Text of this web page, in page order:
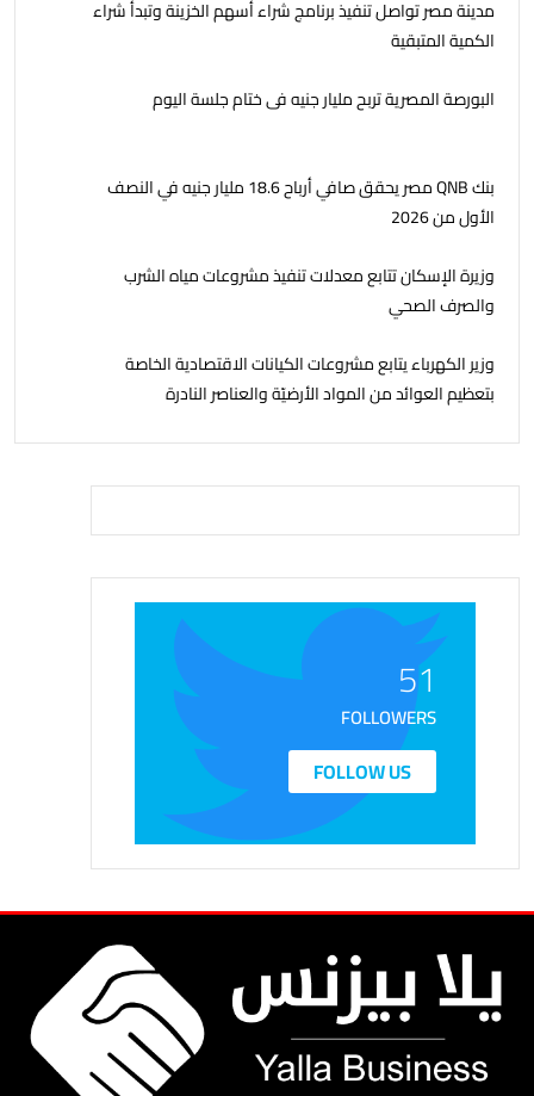
مدينة مصر تواصل تنفيذ برنامج شراء أسهم الخزينة وتبدأ شراء
الكمية المتبقية
البورصة المصرية تربح مليار جنيه فى ختام جلسة اليوم
بنك QNB مصر يحقق صافي أرباح 18.6 مليار جنيه في النصف
الأول من 2026
وزيرة الإسكان تتابع معدلات تنفيذ مشروعات مياه الشرب
والصرف الصحي
وزير الكهرباء يتابع مشروعات الكيانات الاقتصادية الخاصة
بتعظيم العوائد من المواد الأرضيّة والعناصر النادرة
51
FOLLOWERS
FOLLOW US